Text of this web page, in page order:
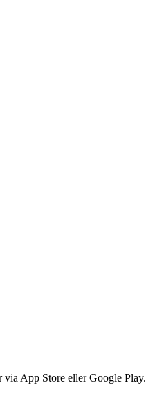
via App Store eller Google Play.